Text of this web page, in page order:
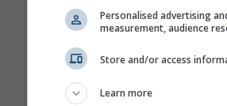
80
keine
Personalised advertising
measurement, audience
Store and/or access
Learn more